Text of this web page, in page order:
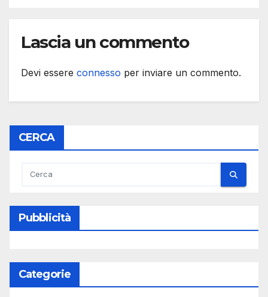
Lascia un commento
Devi essere connesso per inviare un commento.
CERCA
Pubblicità
Categorie